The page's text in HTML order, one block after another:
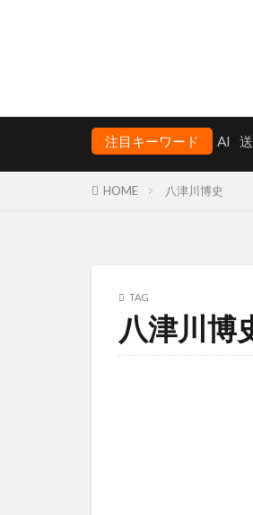
注目キーワード AI
HOME 八津川博史
TAG
八津川博